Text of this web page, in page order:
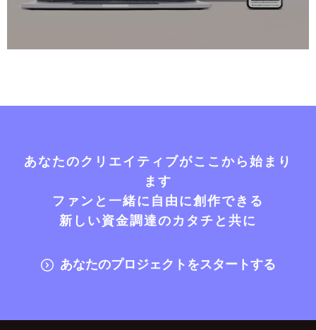
あなたのクリエイティブがここから始まり
ます
ファンと一緒に自由に創作できる
新しい資金調達のカタチと共に
あなたのプロジェクトをスタートする